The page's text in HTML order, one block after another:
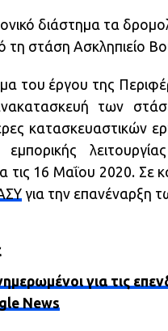
διάστημα τα
τη στάση Ασκληπιείο
του έργου της
των
κατασκευαστικών
εμπορικής
τις 16 Μαΐου 2020.
για την επανέναρξη
για τις
News